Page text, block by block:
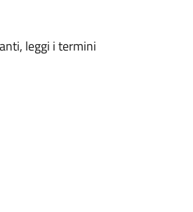
leggi i termini